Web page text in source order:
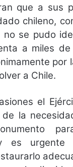
que a sus
chileno,
no se pudo
a miles de
por
a Chile.
el
la
es urgente